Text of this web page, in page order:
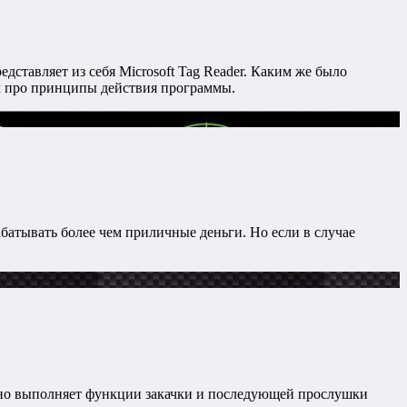
из себя Microsoft Tag Reader. Каким же было
про принципы действия программы.
более чем приличные деньги. Но если в случае
выполняет функции закачки и последующей прослушки